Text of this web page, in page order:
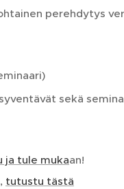
perehdytys
sekä
ja tule mukaan!
tutustu tästä